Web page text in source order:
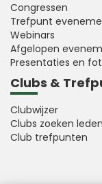
Congressen
Trefpunt
Webinars
Afgelopen
Presentaties en
Clubs &
Clubwijzer
Clubs zoeken leden
Club trefpunten